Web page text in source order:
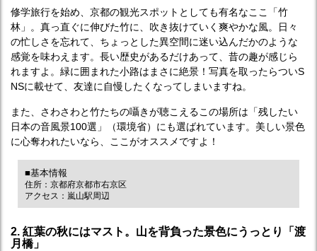
修学旅行を始め、京都の観光スポットとしても有名なここ「竹
林」。真っ直ぐに伸びた竹に、吹き抜けていく爽やかな風。日々
の忙しさを忘れて、ちょっとした異空間に迷い込んだかのような
感覚を味わえます。長い歴史があるだけあって、昔の趣が感じら
れますよ。緑に囲まれた小路はまさに絶景！写真を取ったらついS
NSに載せて、友達に自慢したくなってしまいますね。
また、さわさわと竹たちの囁きが聴こえるこの場所は「残したい
日本の音風景100選」（環境省）にも選ばれています。美しい景色
に心奪われたいなら、ここがオススメですよ！
■基本情報
住所：京都府京都市右京区
アクセス：嵐山駅周辺
2. 紅葉の秋にはマスト。山を背負った景色にうっとり「渡
月橋」